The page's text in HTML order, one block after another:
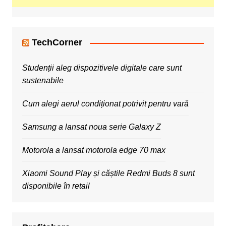
TechCorner
Studenții aleg dispozitivele digitale care sunt
sustenabile
Cum alegi aerul condiționat potrivit pentru vară
Samsung a lansat noua serie Galaxy Z
Motorola a lansat motorola edge 70 max
Xiaomi Sound Play și căștile Redmi Buds 8 sunt
disponibile în retail